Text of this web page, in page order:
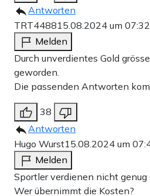
Antworten
TRT448815.08.2024 um
Melden
Durch unverdientes Gold
geworden.
Die passenden Antworten
38
Antworten
Hugo Wurst15.08.2024 um
Melden
Sportler verdienen nicht genug
Wer übernimmt die Kosten?